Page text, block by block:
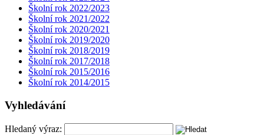
Školní rok 2022/2023
Školní rok 2021/2022
Školní rok 2020/2021
Školní rok 2019/2020
Školní rok 2018/2019
Školní rok 2017/2018
Školní rok 2015/2016
Školní rok 2014/2015
Vyhledávání
Hledaný výraz: